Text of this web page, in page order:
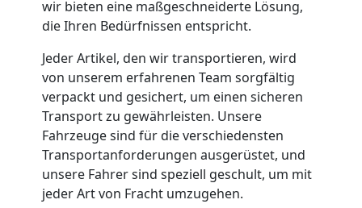
wir bieten eine maßgeschneiderte Lösung,
die Ihren Bedürfnissen entspricht.
Jeder Artikel, den wir transportieren, wird
von unserem erfahrenen Team sorgfältig
verpackt und gesichert, um einen sicheren
Transport zu gewährleisten. Unsere
Fahrzeuge sind für die verschiedensten
Transportanforderungen ausgerüstet, und
unsere Fahrer sind speziell geschult, um mit
jeder Art von Fracht umzugehen.
Kleintransport
Wiener
Neustadt
Möbelmontage